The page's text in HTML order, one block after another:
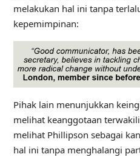
melakukan hal ini tanpa
kepemimpinan:
Pihak lain menunjukkan
melihat keanggotaan
melihat Phillipson sebagai
hal ini tanpa menghalangi